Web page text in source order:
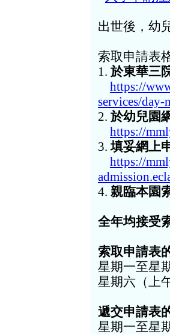
出世後，幼
索取申請表
1. 於東華三
https://
services/
2. 於幼兒園
https://
3.填妥網上
https://
4. 親臨本園
全年均接受
索取申請表
星期一至星
星期六（上
遞交申請表
星期一至星